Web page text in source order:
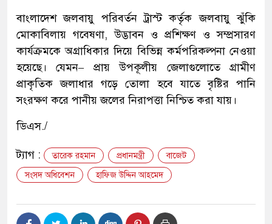
বাংলাদেশ জলবায়ু পরিবর্তন ট্রাস্ট কর্তৃক জলবায়ু ঝুঁকি
মোকাবিলায় গবেষণা, উদ্ভাবন ও প্রশিক্ষণ ও সম্প্রসারণ
কার্যক্রমকে অগ্রাধিকার দিয়ে বিভিন্ন কর্মপরিকল্পনা নেওয়া
হয়েছে। যেমন– প্রায় উপকূলীয় জেলাগুলোতে গ্রামীণ
প্রাকৃতিক জলাধার গড়ে তোলা হবে যাতে বৃষ্টির পানি
সংরক্ষণ করে পানীয় জলের নিরাপত্তা নিশ্চিত করা যায়।
ডিএস./
ট্যাগ : তারেক রহমান প্রধানমন্ত্রী
বাজেট
সংসদ অধিবেশন
হাফিজ উদ্দিন আহমেদ